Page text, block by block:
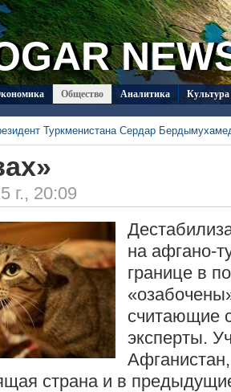
Общество Аналитика
Культура
Туркменистана Сердар
Туркменистана в Душанбе
продолжает развивать
ОБСЕ прибыл с визитом в Туркменистан
20 работ из стран СНГ поступило на
пригласил Ассоциацию «Akhal-
коневодству
г., 20:09
на афгано-
границе в
считающие
эксперты.
Афганистан,
страна и в